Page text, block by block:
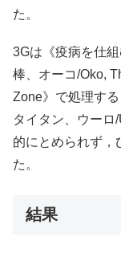
た。
3Gは《疫病を仕
棒、オーコ/Oko,
Zone》で処理す
タイタン、ウーロ
的にとめられず，
た。
結果